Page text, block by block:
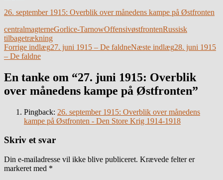
26. september 1915: Overblik over månedens kampe på Østfronten
centralmagterneGorlice-TarnowOffensivøstfrontenRussisk
tilbagetrækning
Indlægsnavigation
Forrige indlæg27. juni 1915 – De faldneNæste indlæg28. juni 1915
– De faldne
En tanke om “27. juni 1915: Overblik
over månedens kampe på Østfronten”
Pingback: 26. september 1915: Overblik over månedens
kampe på Østfronten - Den Store Krig 1914-1918
Skriv et svar
Din e-mailadresse vil ikke blive publiceret. Krævede felter er
markeret med *